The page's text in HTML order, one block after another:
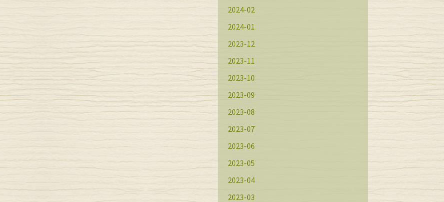
2024-02
2024-01
2023-12
2023-11
2023-10
2023-09
2023-08
2023-07
2023-06
2023-05
2023-04
2023-03